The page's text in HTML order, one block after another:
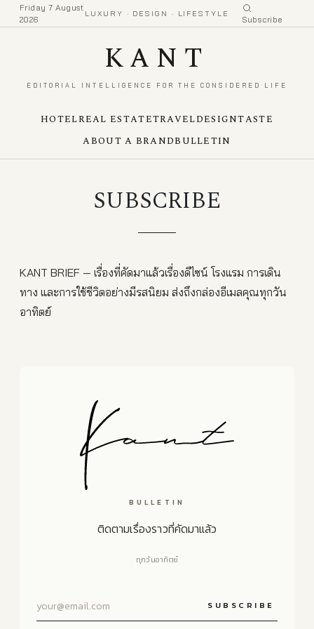
Friday 7 August
2026
LUXURY · DESIGN · LIFESTYLE
Subscribe
KANT
EDITORIAL INTELLIGENCE FOR THE CONSIDERED LIFE
HOTELREAL ESTATETRAVELDESIGNTASTE
ABOUT A BRANDBULLETIN
SUBSCRIBE
KANT BRIEF — เรื่องที่คัดมาแล้วเรื่องดีไซน์ โรงแรม การเดิน
ทาง และการใช้ชีวิตอย่างมีรสนิยม ส่งถึงกล่องอีเมลคุณทุกวัน
อาทิตย์
BULLETIN
ติดตามเรื่องราวที่คัดมาแล้ว
ทุกวันอาทิตย์
SUBSCRIBE